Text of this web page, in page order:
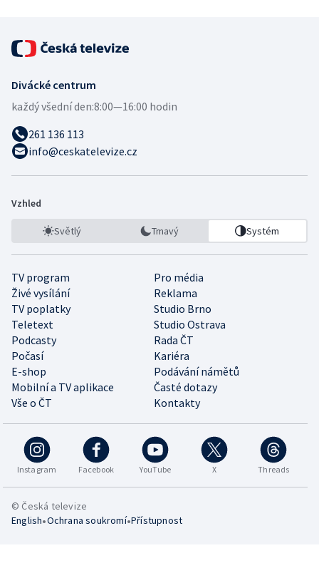
Divácké centrum
každý všední den:8:00—16:00 hodin
261 136 113
info@ceskatelevize.cz
Vzhled
Světlý Tmavý Systém
TV program
Pro média
Živé vysílání
Reklama
TV poplatky
Studio Brno
Teletext
Studio Ostrava
Podcasty
Rada ČT
Počasí
Kariéra
E-shop
Podávání námětů
Mobilní a TV aplikace
Časté dotazy
Vše o ČT
Kontakty
Instagram Facebook YouTube X Threads
© Česká televize
English•Ochrana soukromí•Přístupnost